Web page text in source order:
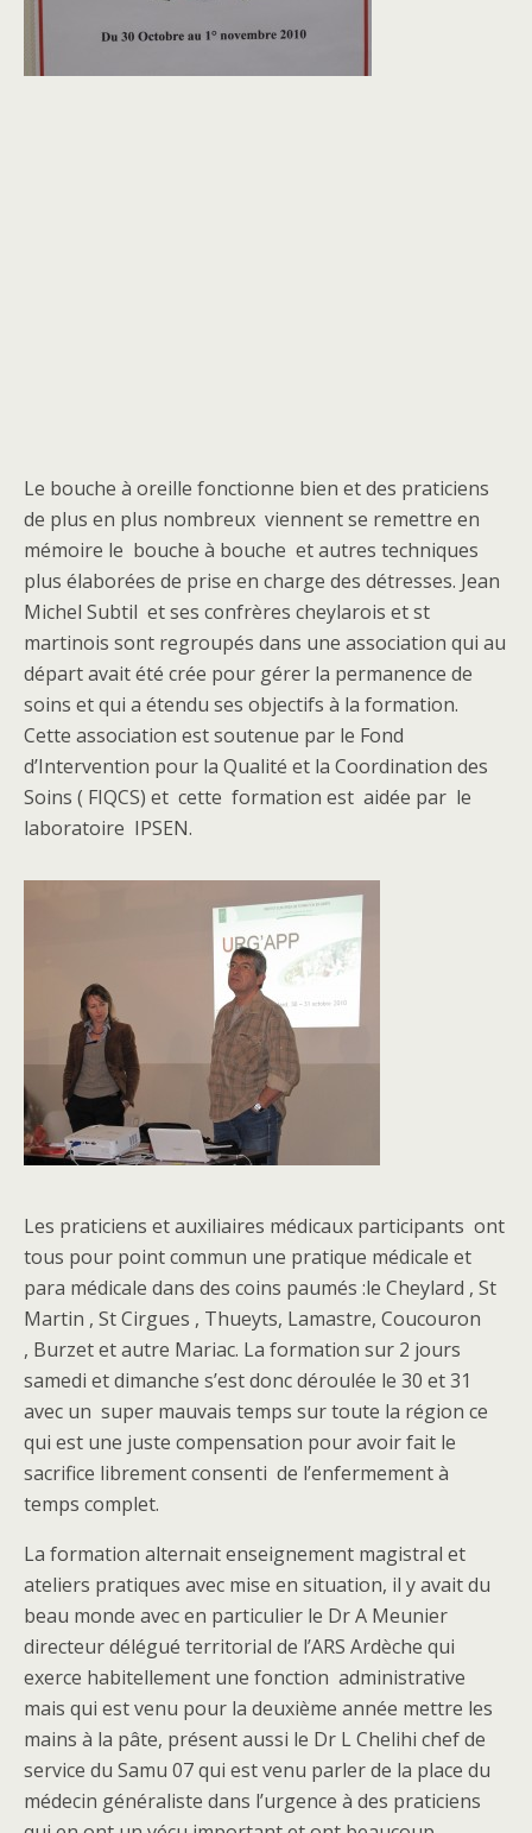
Le bouche à oreille fonctionne bien et des praticiens
de plus en plus nombreux viennent se remettre en
mémoire le bouche à bouche et autres techniques
plus élaborées de prise en charge des détresses. Jean
Michel Subtil et ses confrères cheylarois et st
martinois sont regroupés dans une association qui au
départ avait été crée pour gérer la permanence de
soins et qui a étendu ses objectifs à la formation.
Cette association est soutenue par le Fond
d’Intervention pour la Qualité et la Coordination des
Soins ( FIQCS) et cette formation est aidée par le
laboratoire IPSEN.
Les praticiens et auxiliaires médicaux participants ont
tous pour point commun une pratique médicale et
para médicale dans des coins paumés :le Cheylard , St
Martin , St Cirgues , Thueyts, Lamastre, Coucouron
, Burzet et autre Mariac. La formation sur 2 jours
samedi et dimanche s’est donc déroulée le 30 et 31
avec un super mauvais temps sur toute la région ce
qui est une juste compensation pour avoir fait le
sacrifice librement consenti de l’enfermement à
temps complet.
La formation alternait enseignement magistral et
ateliers pratiques avec mise en situation, il y avait du
beau monde avec en particulier le Dr A Meunier
directeur délégué territorial de l’ARS Ardèche qui
exerce habitellement une fonction administrative
mais qui est venu pour la deuxième année mettre les
mains à la pâte, présent aussi le Dr L Chelihi chef de
service du Samu 07 qui est venu parler de la place du
médecin généraliste dans l’urgence à des praticiens